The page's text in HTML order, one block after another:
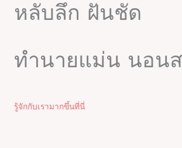
หลับลึก ฝันชัด
ทำนายแม่น นอน
รู้จักกับเรามากขึ้นที่นี่